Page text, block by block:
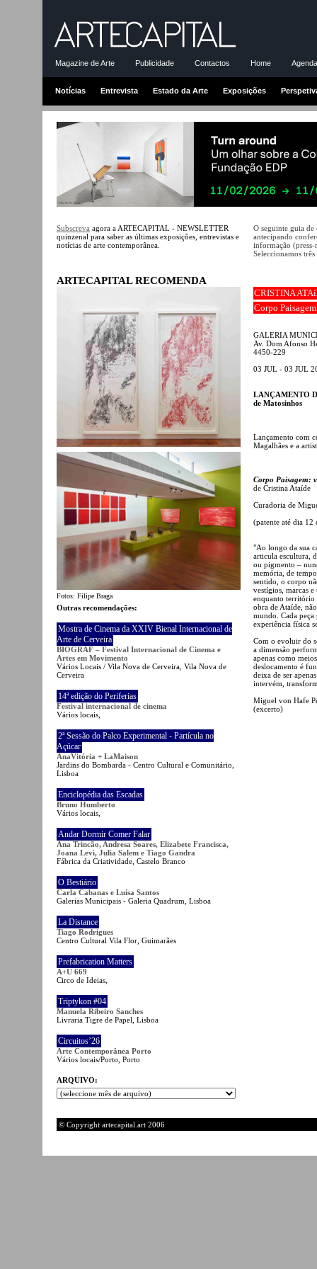
Magazine de Arte Publicidade Contactos Home
Notícias Entrevista Estado da Arte Exposições
Subscreva agora a ARTECAPITAL - NEWSLETTER
quinzenal para saber as últimas exposições, entrevistas e
notícias de arte contemporânea.
ARTECAPITAL RECOMENDA
Fotos: Filipe Braga
Outras recomendações:
Mostra de Cinema da XXIV Bienal Internacional de
Arte de Cerveira
BIOGRAF – Festival Internacional de Cinema e
Artes em Movimento
Vários Locais / Vila Nova de Cerveira, Vila Nova de
Cerveira
14ª edição do Periferias
Festival internacional de cinema
Vários locais,
2ª Sessão do Palco Experimental - Partícula no
Açúcar
AnaVitória + LaMaison
Jardins do Bombarda - Centro Cultural e Comunitário,
Lisboa
Enciclopédia das Escadas
Bruno Humberto
Vários locais,
Andar Dormir Comer Falar
Ana Trincão, Andresa Soares, Elizabete Francisca,
Joana Levi, Julia Salem e Tiago Gandra
Fábrica da Criatividade, Castelo Branco
O Bestiário
Carla Cabanas e Luísa Santos
Galerias Municipais - Galeria Quadrum, Lisboa
La Distance
Tiago Rodrigues
Centro Cultural Vila Flor, Guimarães
Prefabrication Matters
A+U 669
Circo de Ideias,
Triptykon #04
Manuela Ribeiro Sanches
Livraria Tigre de Papel, Lisboa
Circuitos’26
Arte Contemporânea Porto
Vários locais/Porto, Porto
ARQUIVO:
O seguinte guia
antecipando
informação (press-
Seleccionamos
CRISTINA
Corpo
GALERIA
Av. Dom Afonso
4450-229
03 JUL - 03 JUL
LANÇAMENTO
de Matosinhos
Lançamento com
Magalhães e a
Corpo Paisagem:
de Cristina Ataíde
Curadoria de
(patente até dia 12
"Ao longo da sua
articula escultura,
ou pigmento –
memória, de
sentido, o corpo
vestígios, marcas
enquanto território
obra de Ataíde,
mundo. Cada
experiência física
Com o evoluir do
a dimensão
apenas como
deslocamento é
deixa de ser
intervém,
Miguel von Hafe
(excerto)
© Copyright artecapital.art 2006